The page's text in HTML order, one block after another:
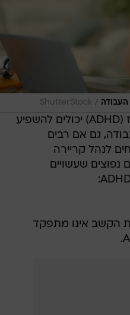
חיים עם הפרעת קשב וריכוז (ADHD) יכולים להשפיע
גם אם רבים
לנהל קריירה
נפוצים שעשויים